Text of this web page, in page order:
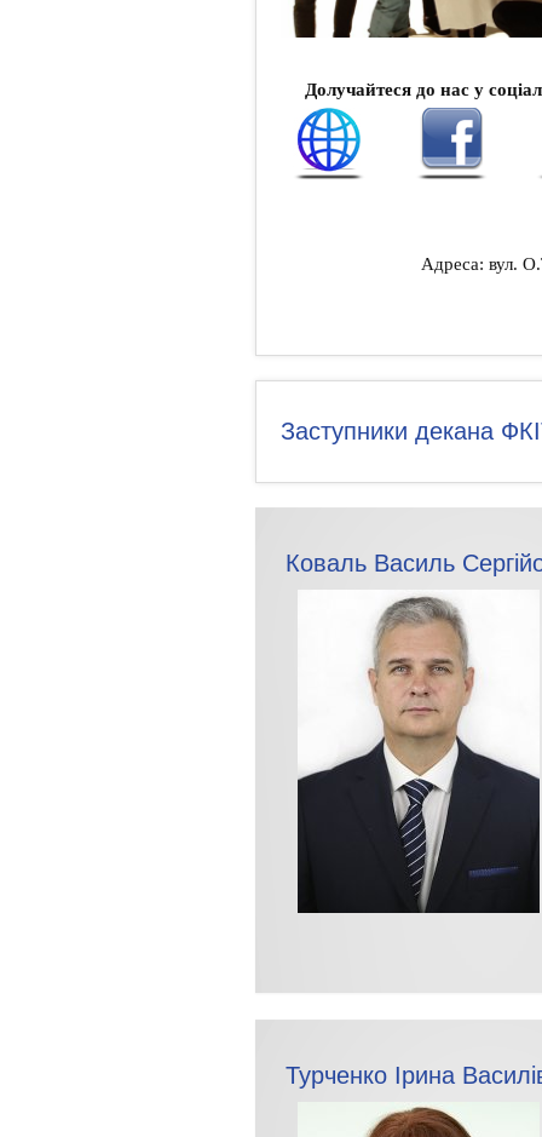
Долучайтеся до нас у
Адреса: вул.
Заступники декана
Коваль Василь
Турченко Ірина